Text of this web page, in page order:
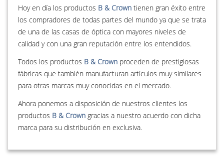
Hoy en día los productos B & Crown tienen gran éxito entre
los compradores de todas partes del mundo ya que se trata
de una de las casas de óptica con mayores niveles de
calidad y con una gran reputación entre los entendidos.
Todos los productos B & Crown proceden de prestigiosas
fábricas que también manufacturan artículos muy similares
para otras marcas muy conocidas en el mercado.
Ahora ponemos a disposición de nuestros clientes los
productos B & Crown gracias a nuestro acuerdo con dicha
marca para su distribución en exclusiva.